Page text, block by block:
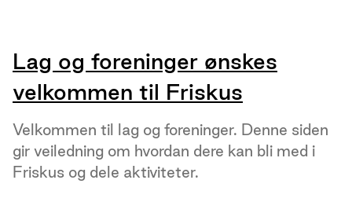
Lag og foreninger ønskes
velkommen til Friskus
Velkommen til lag og foreninger. Denne siden
gir veiledning om hvordan dere kan bli med i
Friskus og dele aktiviteter.